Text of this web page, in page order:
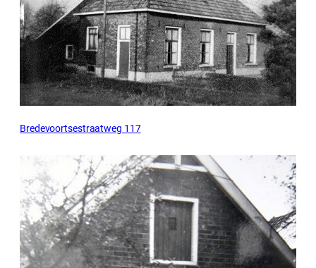
Bredevoortsestraatweg 117